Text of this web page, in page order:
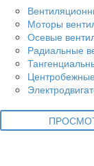
Моторы
Осевые
Радиальные